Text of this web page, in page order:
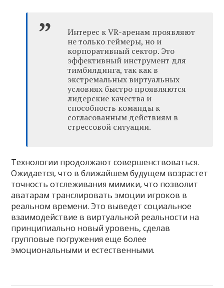
Интерес к VR-аренам проявляют
не только геймеры, но и
корпоративный сектор. Это
эффективный инструмент для
тимбилдинга, так как в
экстремальных виртуальных
условиях быстро проявляются
лидерские качества и
способность команды к
согласованным действиям в
стрессовой ситуации.
Технологии продолжают совершенствоваться.
Ожидается, что в ближайшем будущем возрастет
точность отслеживания мимики, что позволит
аватарам транслировать эмоции игроков в
реальном времени. Это выведет социальное
взаимодействие в виртуальной реальности на
принципиально новый уровень, сделав
групповые погружения еще более
эмоциональными и естественными.